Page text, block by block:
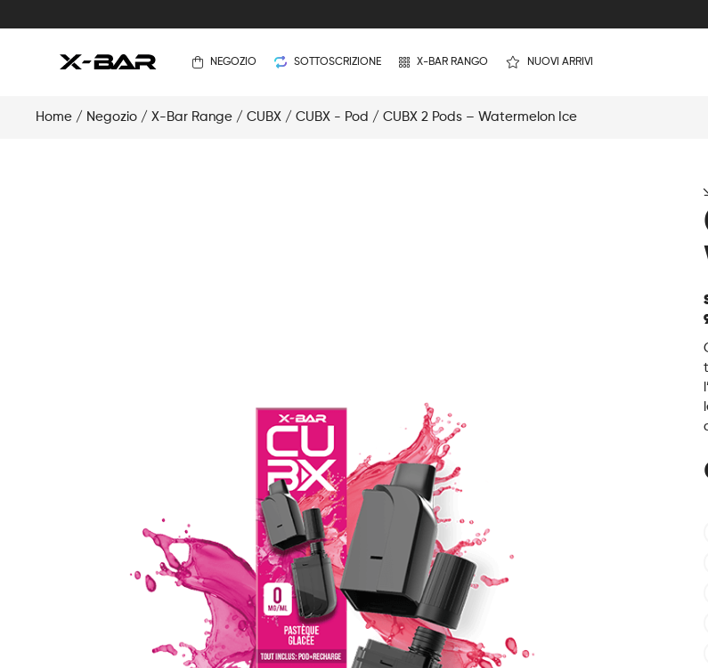
NEGOZIO SOTTOSCRIZIONE X-BAR RANGO NUOVI ARRIVI
Home / Negozio / X-Bar Range / CUBX / CUBX - Pod / CUBX 2 Pods – Watermelon Ice